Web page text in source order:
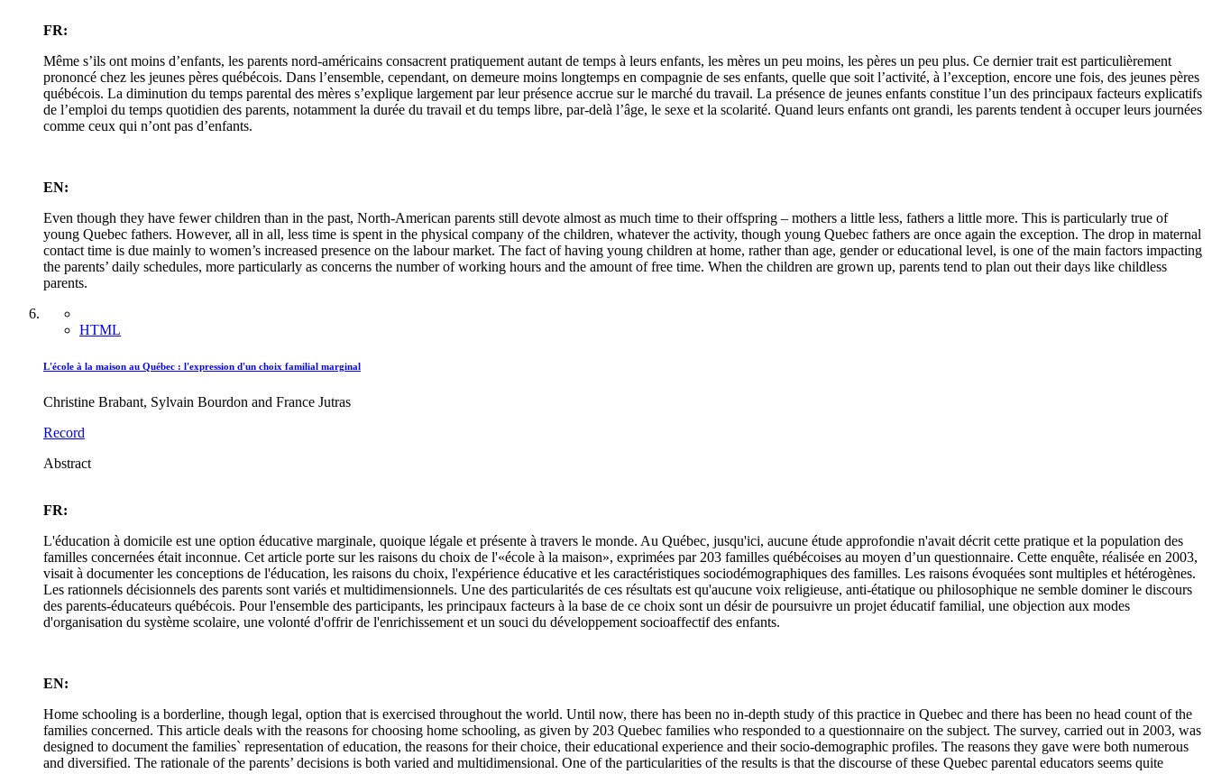
FR:
Même s’ils ont moins d’enfants, les parents nord-américains consacrent pratiquement autant de temps à leurs enfants, les mères un peu moins, les pères un peu plus. Ce dernier trait est particulièrement
prononcé chez les jeunes pères québécois. Dans l’ensemble, cependant, on demeure moins longtemps en compagnie de ses enfants, quelle que soit l’activité, à l’exception, encore une fois, des jeunes pères
québécois. La diminution du temps parental des mères s’explique largement par leur présence accrue sur le marché du travail. La présence de jeunes enfants constitue l’un des principaux facteurs explicatifs
de l’emploi du temps quotidien des parents, notamment la durée du travail et du temps libre, par-delà l’âge, le sexe et la scolarité. Quand leurs enfants ont grandi, les parents tendent à occuper leurs journées
comme ceux qui n’ont pas d’enfants.
EN:
Even though they have fewer children than in the past, North-American parents still devote almost as much time to their offspring – mothers a little less, fathers a little more. This is particularly true of
young Quebec fathers. However, all in all, less time is spent in the physical company of the children, whatever the activity, though young Quebec fathers are once again the exception. The drop in maternal
contact time is due mainly to women’s increased presence on the labour market. The fact of having young children at home, rather than age, gender or educational level, is one of the main factors impacting
the parents’ daily schedules, more particularly as concerns the number of working hours and the amount of free time. When the children are grown up, parents tend to plan out their days like childless
parents.
HTML
L'école à la maison au Québec : l'expression d'un choix familial marginal
Christine Brabant, Sylvain Bourdon and France Jutras
Record
Abstract
FR:
L'éducation à domicile est une option éducative marginale, quoique légale et présente à travers le monde. Au Québec, jusqu'ici, aucune étude approfondie n'avait décrit cette pratique et la population des
familles concernées était inconnue. Cet article porte sur les raisons du choix de l'«école à la maison», exprimées par 203 familles québécoises au moyen d’un questionnaire. Cette enquête, réalisée en 2003,
visait à documenter les conceptions de l'éducation, les raisons du choix, l'expérience éducative et les caractéristiques sociodémographiques des familles. Les raisons évoquées sont multiples et hétérogènes.
Les rationnels décisionnels des parents sont variés et multidimensionnels. Une des particularités de ces résultats est qu'aucune voix religieuse, anti-étatique ou philosophique ne semble dominer le discours
des parents-éducateurs québécois. Pour l'ensemble des participants, les principaux facteurs à la base de ce choix sont un désir de poursuivre un projet éducatif familial, une objection aux modes
d'organisation du système scolaire, une volonté d'offrir de l'enrichissement et un souci du développement socioaffectif des enfants.
EN:
Home schooling is a borderline, though legal, option that is exercised throughout the world. Until now, there has been no in-depth study of this practice in Quebec and there has been no head count of the
families concerned. This article deals with the reasons for choosing home schooling, as given by 203 Quebec families who responded to a questionnaire on the subject. The survey, carried out in 2003, was
designed to document the families` representation of education, the reasons for their choice, their educational experience and their socio-demographic profiles. The reasons they gave were both numerous
and diversified. The rationale of the parents’ decisions is both varied and multidimensional. One of the particularities of the results is that the discourse of these Quebec parental educators seems quite